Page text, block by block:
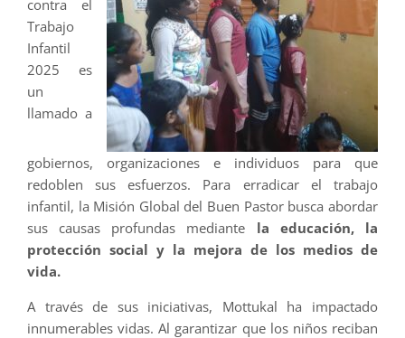
contra el
Trabajo
Infantil
2025 es
un
llamado a
gobiernos, organizaciones e individuos para que
redoblen sus esfuerzos. Para erradicar el trabajo
infantil, la Misión Global del Buen Pastor busca abordar
sus causas profundas mediante la educación, la
protección social y la mejora de los medios de
vida.
A través de sus iniciativas, Mottukal ha impactado
innumerables vidas. Al garantizar que los niños reciban